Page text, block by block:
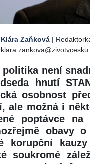
Klára Zaňková |
není
hnutí
osobnost
ale možná i
poptávce
obavy
korupční
soukromé